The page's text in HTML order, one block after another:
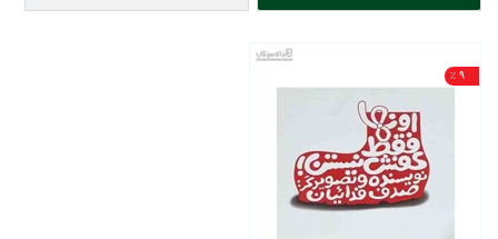
9 %